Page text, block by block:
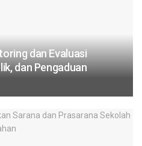
dan Evaluasi
dan Pengaduan